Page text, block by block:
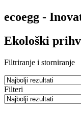
ecoegg -
Ekološki
Filtriranje i storniranje
Filteri